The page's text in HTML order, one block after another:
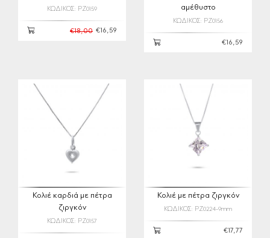
ΚΩΔΙΚΟΣ: PZ0159
€16,59
€18,00
αμέθυστο
ΚΩΔΙΚΟΣ: PZ0156
€16,59
Κολιέ καρδιά με πέτρα
ζιργκόν
ΚΩΔΙΚΟΣ: PZ0157
Κολιέ με πέτρα ζιργκόν
ΚΩΔΙΚΟΣ: PZ0224-9mm
€17,77